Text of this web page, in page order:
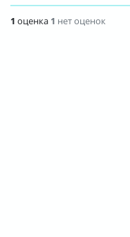
1 оценка 1 нет оценок